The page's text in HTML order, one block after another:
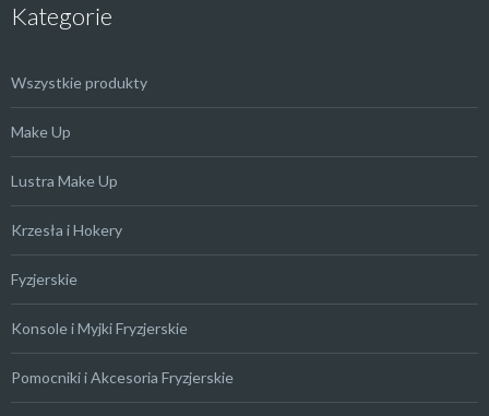
Kategorie
Wszystkie produkty
Make Up
Lustra Make Up
Krzesła i Hokery
Fyzjerskie
Konsole i Myjki Fryzjerskie
Pomocniki i Akcesoria Fryzjerskie